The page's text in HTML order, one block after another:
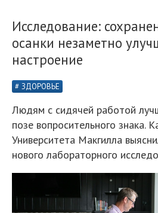
Исследование:
осанки незаметно
настроение
ЗДОРОВЬЕ
Людям с сидячей работой
позе вопросительного знака.
Университета Макгилла
нового лабораторного